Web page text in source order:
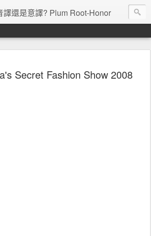
譯還是意譯? Plum Root-Honor
Secret Fashion Show 2008